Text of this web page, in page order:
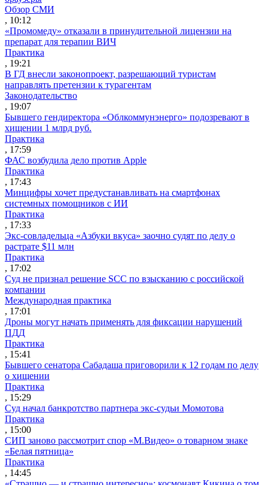
Обзор СМИ
, 10:12
«Промомеду» отказали в принудительной лицензии на
препарат для терапии ВИЧ
Практика
, 19:21
В ГД внесли законопроект, разрешающий туристам
направлять претензии к турагентам
Законодательство
, 19:07
Бывшего гендиректора «Облкоммунэнерго» подозревают в
хищении 1 млрд руб.
Практика
, 17:59
ФАС возбудила дело против Apple
Практика
, 17:43
Минцифры хочет предустанавливать на смартфонах
системных помощников с ИИ
Практика
, 17:33
Экс-совладельца «Азбуки вкуса» заочно судят по делу о
растрате $11 млн
Практика
, 17:02
Суд не признал решение SCC по взысканию с российской
компании
Международная практика
, 17:01
Дроны могут начать применять для фиксации нарушений
ПДД
Практика
, 15:41
Бывшего сенатора Сабадаша приговорили к 12 годам по делу
о хищении
Практика
, 15:29
Суд начал банкротство партнера экс-судьи Момотова
Практика
, 15:00
СИП заново рассмотрит спор «М.Видео» о товарном знаке
«Белая пятница»
Практика
, 14:45